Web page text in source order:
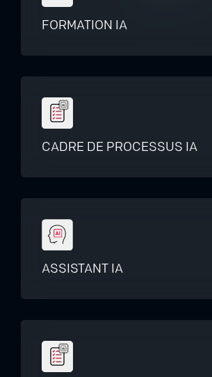
FORMATION IA
CADRE DE PROCESSUS IA
ASSISTANT IA